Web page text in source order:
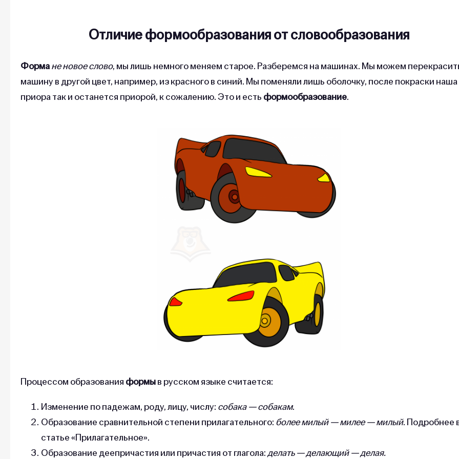
Отличие формообразования от словообразования
Формане новое слово, мы лишь немного меняем старое. Разберемся на машинах. Мы можем
машину в другой цвет, например, из красного в синий. Мы поменяли лишь оболочку, после покраски наша
приора так и останется приорой, к сожалению. Это и есть формообразование.
Процессом образования формыв русском языке считается:
Изменение по падежам, роду, лицу, числу: собака — собакам.
Образование сравнительной степени прилагательного: более милый — милее — милый. Подробнее
статье «Прилагательное».
Образование деепричастия или причастия от глагола:делать — делающий — делая.